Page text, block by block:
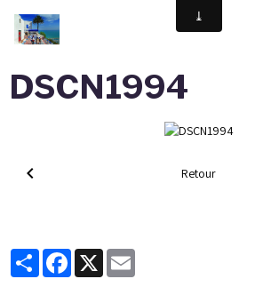
DSCN1994
Retour
PartagerFacebook
X